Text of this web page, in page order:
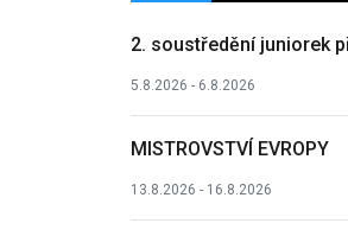
2. soustředění juniorek
5.8.2026 - 6.8.2026
MISTROVSTVÍ EVROPY
13.8.2026 - 16.8.2026